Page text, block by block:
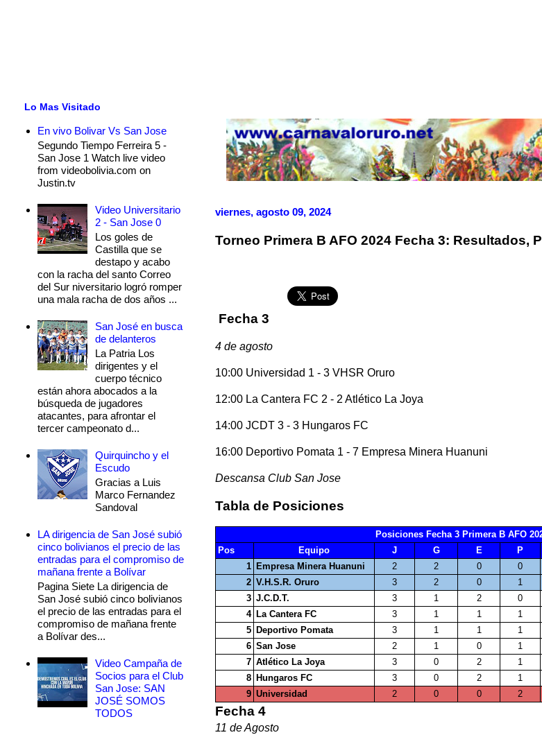
viernes, agosto 09, 2024
Torneo Primera B AFO 2024 Fecha 3: Resultados,
Fecha 3
4 de agosto
10:00 Universidad 1 - 3 VHSR Oruro
12:00 La Cantera FC 2 - 2 Atlético La Joya
14:00 JCDT 3 - 3 Hungaros FC
16:00 Deportivo Pomata 1 - 7 Empresa Minera Huanuni
Descansa Club San Jose
Tabla de Posiciones
Posiciones Fecha 3 Primera B AFO
Pos
Equipo J G E P
1 Empresa Minera Huanuni 2 2 0 0
2 V.H.S.R. Oruro 3 2 0 1
3 J.C.D.T. 3 1 2 0
4 La Cantera FC 3 1 1 1
5 Deportivo Pomata 3 1 1 1
6 San Jose 2 1 0 1
7 Atlético La Joya 3 0 2 1
8 Hungaros FC 3 0 2 1
9 Universidad 2 0 0 2
Fecha 4
11 de Agosto
Lo Mas Visitado
En vivo Bolivar Vs San Jose
Segundo Tiempo Ferreira 5 -
San Jose 1 Watch live video
from videobolivia.com on
Justin.tv
Video Universitario
2 - San Jose 0
Los goles de
Castilla que se
destapo y acabo
con la racha del santo Correo
del Sur niversitario logró romper
una mala racha de dos años ...
San José en busca
de delanteros
La Patria Los
dirigentes y el
cuerpo técnico
están ahora abocados a la
búsqueda de jugadores
atacantes, para afrontar el
tercer campeonato d...
Quirquincho y el
Escudo
Gracias a Luis
Marco Fernandez
Sandoval
LA dirigencia de San José subió
cinco bolivianos el precio de las
entradas para el compromiso de
mañana frente a Bolívar
Pagina Siete La dirigencia de
San José subió cinco bolivianos
el precio de las entradas para el
compromiso de mañana frente
a Bolívar des...
Video Campaña de
Socios para el Club
San Jose: SAN
JOSÉ SOMOS
TODOS